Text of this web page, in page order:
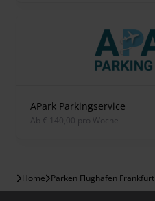
APark Parkingservice
ab € 140,00 pro Woche
Home Parken Flughafen Frankfurt